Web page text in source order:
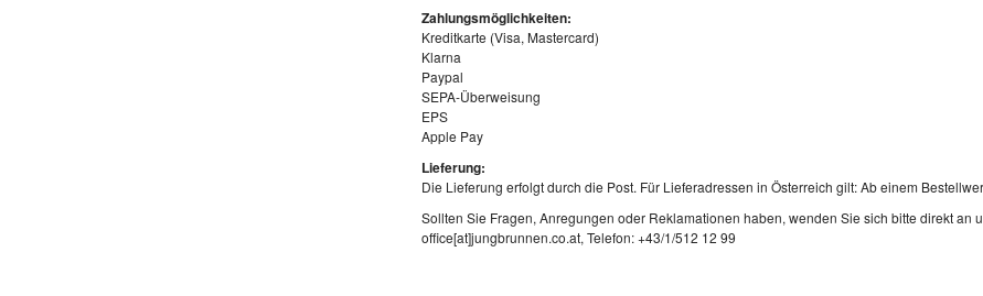
Zahlungsmöglichkeiten:
Kreditkarte (Visa, Mastercard)
Klarna
Paypal
SEPA-Überweisung
EPS
Apple Pay
Lieferung:
Die Lieferung erfolgt durch die Post. Für Lieferadressen in Österreich gilt: Ab einem
Sollten Sie Fragen, Anregungen oder Reklamationen haben, wenden Sie sich bitte direkt an
office[at]jungbrunnen.co.at, Telefon: +43/1/512 12 99